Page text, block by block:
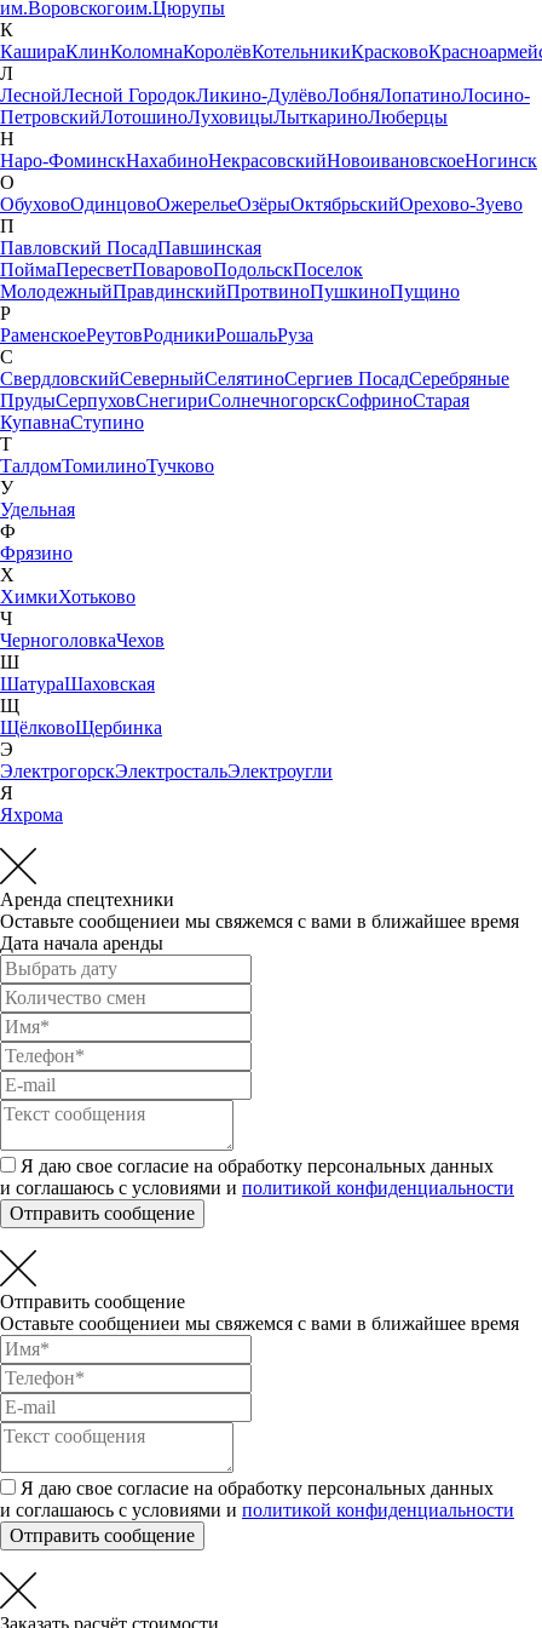
им.Воровскогоим.Цюрупы
К
КашираКлинКоломнаКоролёвКотельникиКрасково
Л
ЛеснойЛесной ГородокЛикино-ДулёвоЛобняЛопатиноЛосино-
ПетровскийЛотошиноЛуховицыЛыткариноЛюберцы
Н
Наро-ФоминскНахабиноНекрасовскийНовоивановскоеНогинск
О
ОбуховоОдинцовоОжерельеОзёрыОктябрьскийОрехово-Зуево
П
Павловский ПосадПавшинская
ПоймаПересветПоваровоПодольскПоселок
МолодежныйПравдинскийПротвиноПушкиноПущино
Р
РаменскоеРеутовРодникиРошальРуза
С
СвердловскийСеверныйСелятиноСергиев ПосадСеребряные
ПрудыСерпуховСнегириСолнечногорскСофриноСтарая
КупавнаСтупино
Т
ТалдомТомилиноТучково
У
Удельная
Ф
Фрязино
Х
ХимкиХотьково
Ч
ЧерноголовкаЧехов
Ш
ШатураШаховская
Щ
ЩёлковоЩербинка
Э
ЭлектрогорскЭлектростальЭлектроугли
Я
Яхрома
Аренда спецтехники
Оставьте сообщениеи мы свяжемся с вами в ближайшее время
Дата начала аренды
Я даю свое согласие на обработку персональных данных
и соглашаюсь с условиями и политикой конфиденциальности
Отправить сообщение
Отправить сообщение
Оставьте сообщениеи мы свяжемся с вами в ближайшее время
Я даю свое согласие на обработку персональных данных
и соглашаюсь с условиями и политикой конфиденциальности
Отправить сообщение
Заказать расчёт стоимости